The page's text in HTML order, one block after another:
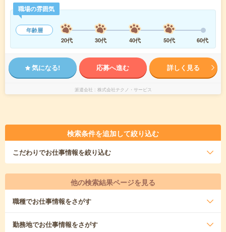
職場の雰囲気
年齢層
20代
30代 40代 50代 60代
気になる! 応募へ進む 詳しく見る
派遣会社 株式会社テクノ・サービス
検索条件を追加して絞り込む
こだわりでお仕事情報を絞り込む
他の検索結果ページを見る
職種でお仕事情報をさがす
勤務地でお仕事情報をさがす